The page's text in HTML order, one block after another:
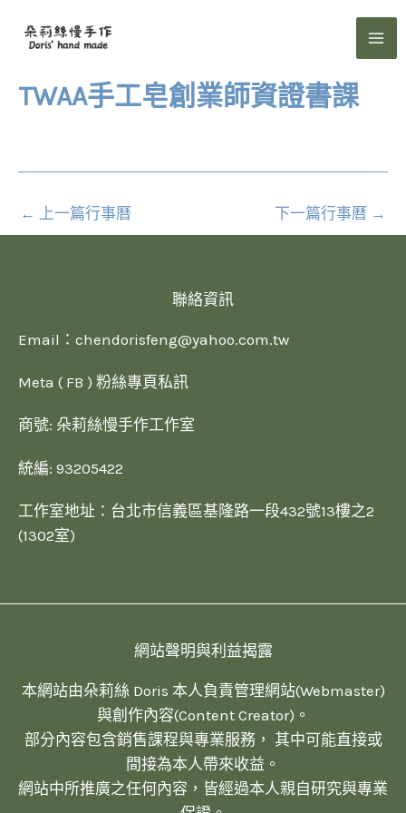
TWAA手工皂創業師資證書課
← 上一篇行事曆 下一篇行事曆 →
聯絡資訊
Email： chendorisfeng@yahoo.com.tw
Meta ( FB ) 粉絲專頁私訊
商號: 朵莉絲慢手作工作室
統編: 93205422
工作室地址：台北市信義區基隆路一段432號13樓之2
(1302室)
網站聲明與利益揭露
本網站由朵莉絲 Doris 本人負責管理網站(Webmaster)
與創作內容(Content Creator)。
部分內容包含銷售課程與專業服務， 其中可能直接或
間接為本人帶來收益。
網站中所推廣之任何內容，皆經過本人親自研究與專業